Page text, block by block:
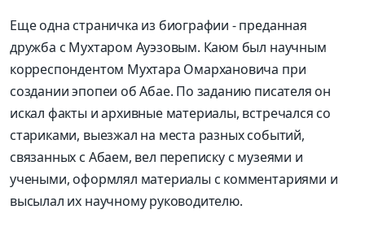
Еще одна страничка из биографии - преданная
дружба с Мухтаром Ауэзовым. Каюм был научным
корреспондентом Мухтара Омархановича при
создании эпопеи об Абае. По заданию писателя он
искал факты и архивные материалы, встречался со
стариками, выезжал на места разных событий,
связанных с Абаем, вел переписку с музеями и
учеными, оформлял материалы с комментариями и
высылал их научному руководителю.